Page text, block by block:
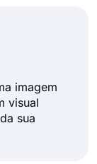
imagem
visual
sua